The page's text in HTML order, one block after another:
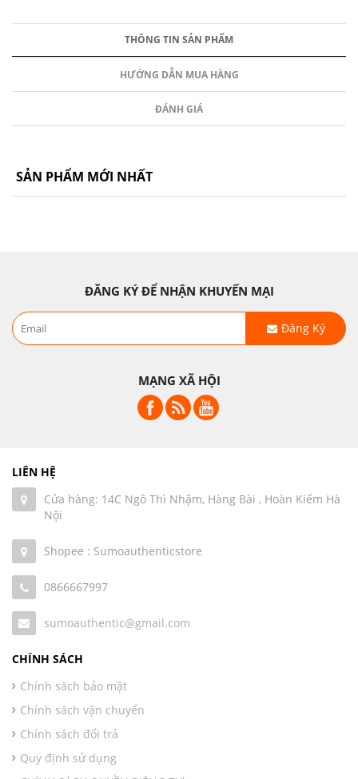
THÔNG TIN SẢN PHẨM
HƯỚNG DẪN MUA HÀNG
ĐÁNH GIÁ
SẢN PHẨM MỚI NHẤT
ĐĂNG KÝ ĐỂ NHẬN KHUYẾN MẠI
Đăng Ký
MẠNG XÃ HỘI
LIÊN HỆ
Cửa hàng: 14C Ngô Thì Nhậm, Hàng Bài , Hoàn Kiếm Hà
Nội
Shopee : Sumoauthenticstore
0866667997
sumoauthentic@gmail.com
CHÍNH SÁCH
Chính sách bảo mật
Chính sách vận chuyển
Chính sách đổi trả
Quy định sử dụng